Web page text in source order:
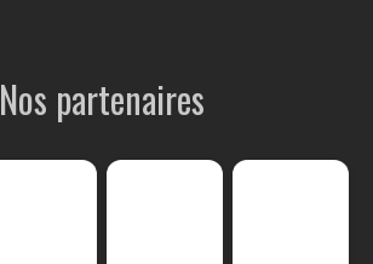
Nos partenaires